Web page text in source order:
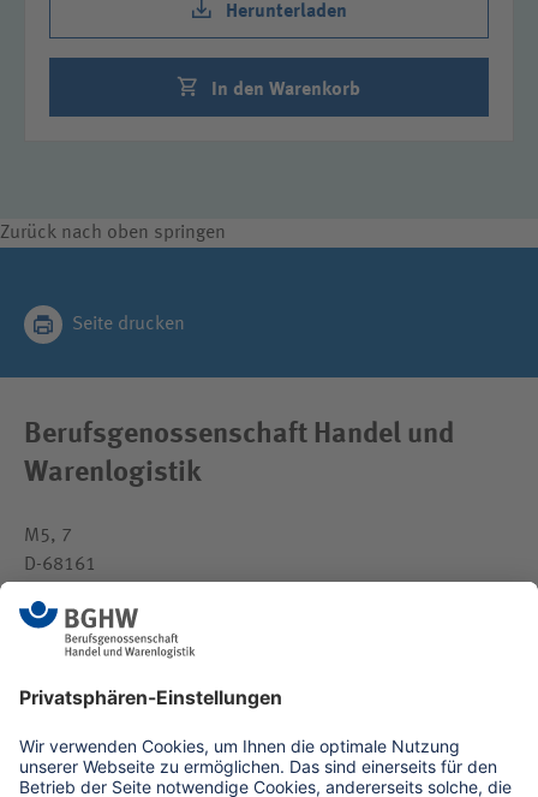
Herunterladen
In den Warenkorb
Zurück nach oben springen
Seite drucken
Berufsgenossenschaft Handel und
Warenlogistik
M5, 7
D-68161
Kontaktformular